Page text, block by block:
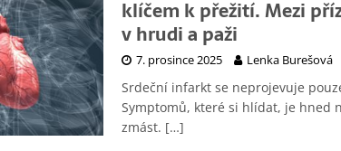
klíčem k přežití. Mezi
v hrudi a paži
7. prosince 2025 Lenka Burešová
Srdeční infarkt se neprojevuje
Symptomů, které si hlídat, je hned
zmást. […]